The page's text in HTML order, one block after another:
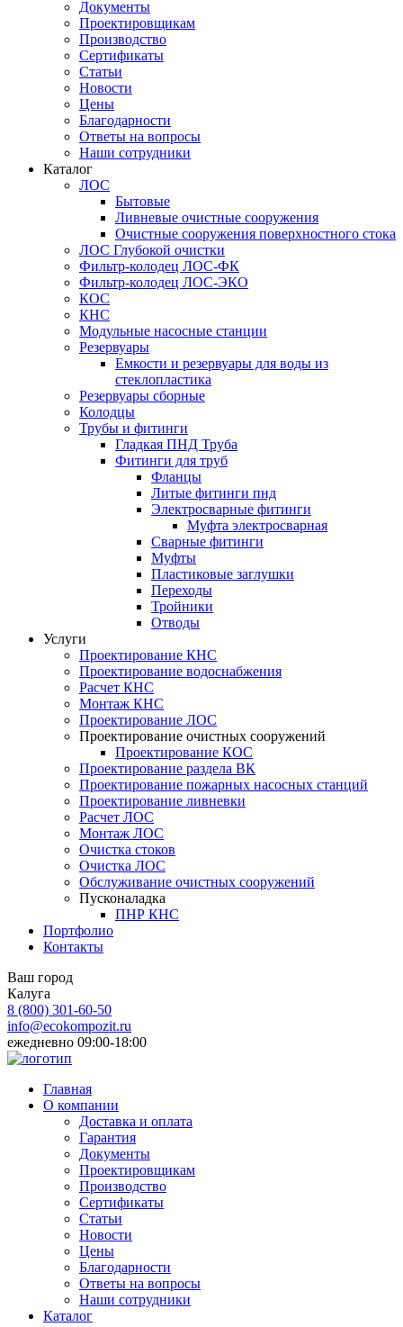
Документы
Проектировщикам
Производство
Сертификаты
Статьи
Новости
Цены
Благодарности
Ответы на вопросы
Наши сотрудники
Каталог
ЛОС
Бытовые
Ливневые очистные сооружения
Очистные сооружения поверхностного стока
ЛОС Глубокой очистки
Фильтр-колодец ЛОС-ФК
Фильтр-колодец ЛОС-ЭКО
КОС
КНС
Модульные насосные станции
Резервуары
Емкости и резервуары для воды из
стеклопластика
Резервуары сборные
Колодцы
Трубы и фитинги
Гладкая ПНД Труба
Фитинги для труб
Фланцы
Литые фитинги пнд
Электросварные фитинги
Муфта электросварная
Сварные фитинги
Муфты
Пластиковые заглушки
Переходы
Тройники
Отводы
Услуги
Проектирование КНС
Проектирование водоснабжения
Расчет КНС
Монтаж КНС
Проектирование ЛОС
Проектирование очистных сооружений
Проектирование КОС
Проектирование раздела ВК
Проектирование пожарных насосных станций
Проектирование ливневки
Расчет ЛОС
Монтаж ЛОС
Очистка стоков
Очистка ЛОС
Обслуживание очистных сооружений
Пусконаладка
ПНР КНС
Портфолио
Контакты
Ваш город
Калуга
8 (800) 301-60-50
info@ecokompozit.ru
ежедневно 09:00-18:00
Главная
О компании
Доставка и оплата
Гарантия
Документы
Проектировщикам
Производство
Сертификаты
Статьи
Новости
Цены
Благодарности
Ответы на вопросы
Наши сотрудники
Каталог